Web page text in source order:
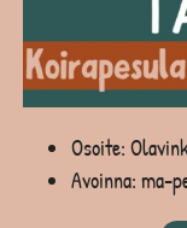
Osoite:
Avoinna: ma-